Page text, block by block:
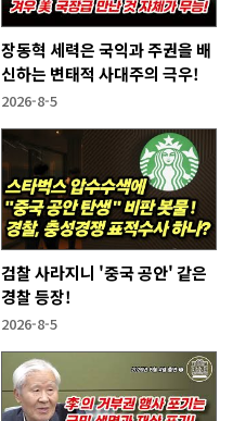
장동혁 세력은 국익과 주권을 배
신하는 변태적 사대주의 극우!
2026-8-5
검찰 사라지니 '중국 공안' 같은
경찰 등장!
2026-8-5